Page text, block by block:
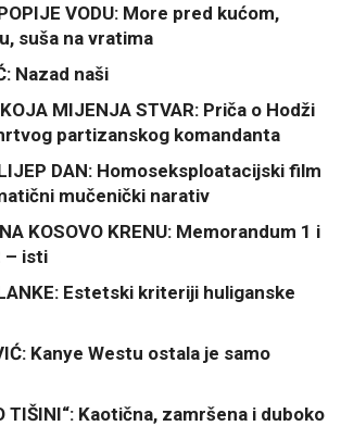
VODU: More pred kućom,
suša na vratima
Nazad naši
MIJENJA STVAR: Priča o Hodži
partizanskog komandanta
DAN: Homoseksploatacijski film
mučenički narativ
KOSOVO KRENU: Memorandum 1 i
– isti
Estetski kriteriji huliganske
Kanye Westu ostala je samo
TIŠINI“: Kaotična, zamršena i duboko